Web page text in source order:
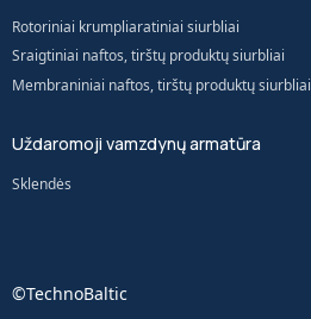
Rotoriniai krumpliaratiniai siurbliai
Sraigtiniai naftos, tirštų produktų siurbliai
Membraniniai naftos, tirštų produktų siurbliai
Uždaromoji vamzdynų armatūra
Sklendės
©TechnoBaltic